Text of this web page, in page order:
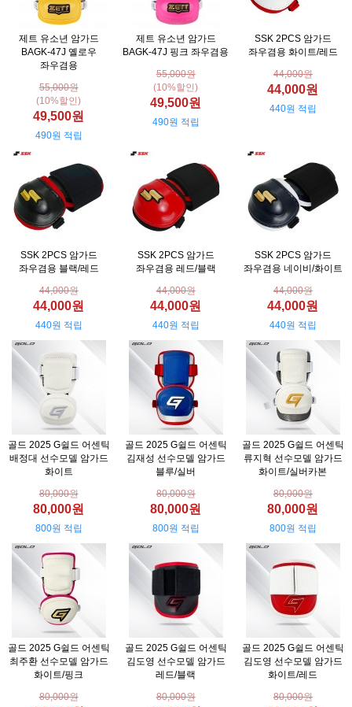
제트 유소년 암가드
BAGK-47J 옐로우
좌우겸용
55,000원
(10%할인)
49,500원
490원 적립
제트 유소년 암가드
BAGK-47J 핑크 좌우겸용
55,000원
(10%할인)
49,500원
490원 적립
SSK 2PCS 암가드
좌우겸용 화이트/레드
44,000원
44,000원
440원 적립
SSK 2PCS 암가드
좌우겸용 블랙/레드
44,000원
44,000원
440원 적립
SSK 2PCS 암가드
좌우겸용 레드/블랙
44,000원
44,000원
440원 적립
SSK 2PCS 암가드
좌우겸용 네이비/화이트
44,000원
44,000원
440원 적립
골드 2025 G쉴드 어센틱
배정대 선수모델 암가드
화이트
80,000원
80,000원
800원 적립
골드 2025 G쉴드 어센틱
김재성 선수모델 암가드
블루/실버
80,000원
80,000원
800원 적립
골드 2025 G쉴드 어센틱
류지혁 선수모델 암가드
화이트/실버카본
80,000원
80,000원
800원 적립
골드 2025 G쉴드 어센틱
최주환 선수모델 암가드
화이트/핑크
80,000원
골드 2025 G쉴드 어센틱
김도영 선수모델 암가드
레드/블랙
80,000원
골드 2025 G쉴드 어센틱
김도영 선수모델 암가드
화이트/레드
80,000원